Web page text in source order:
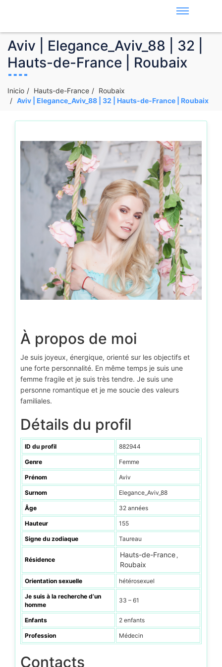
Aviv | Elegance_Aviv_88 | 32 |
Hauts-de-France | Roubaix
Inicio Hauts-de-France
Roubaix
Aviv | Elegance_Aviv_88 | 32 | Hauts-de-France | Roubaix
À propos de moi
Je suis joyeux, énergique, orienté sur les objectifs et
une forte personnalité. En même temps je suis une
femme fragile et je suis très tendre. Je suis une
personne romantique et je me soucie des valeurs
familiales.
Détails du profil
ID du profil 882944
Genre Femme
Prénom Aviv
Surnom Elegance_Aviv_88
Âge 32 années
Hauteur 155
Signe du zodiaque Taureau
Résidence
Hauts-de-France ,
Roubaix
Orientation sexuelle hétérosexuel
Je suis à la recherche d’un
homme
33 – 61
Enfants 2 enfants
Profession Médecin
Contacts